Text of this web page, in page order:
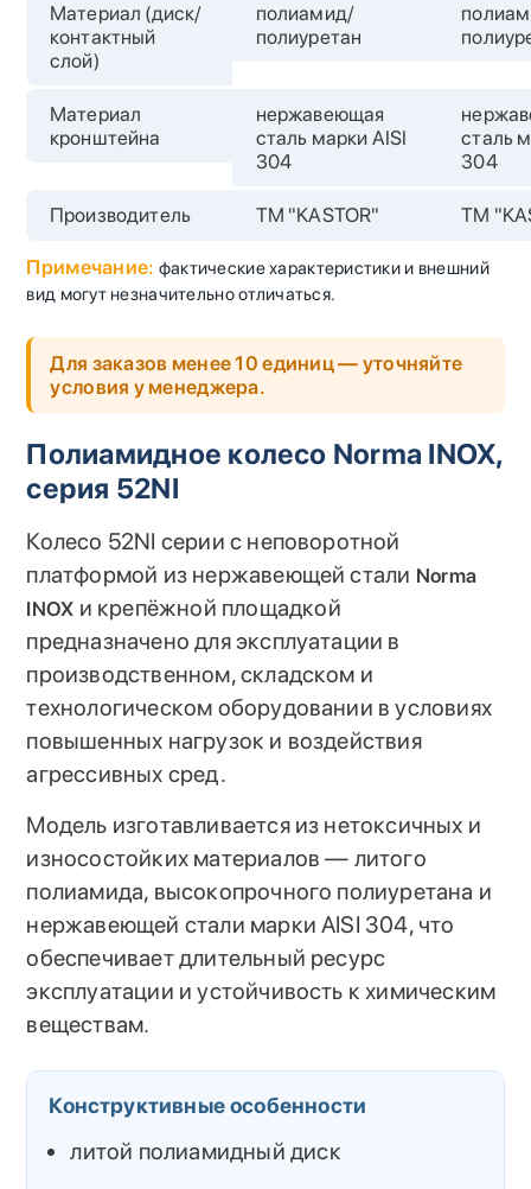
Материал (диск/
контактный
слой)
полиамид/
полиуретан
Материал
кронштейна
нержавеющая
сталь марки AISI
304
сталь
304
Производитель TM "KASTOR" TM
Примечание: фактические характеристики и внешний
вид могут незначительно отличаться.
Для заказов менее 10 единиц — уточняйте
условия у менеджера.
Полиамидное колесо Norma INOX,
серия 52NI
Колесо 52NI серии с неповоротной
платформой из нержавеющей стали Norma
INOX и крепёжной площадкой
предназначено для эксплуатации в
производственном, складском и
технологическом оборудовании в условиях
повышенных нагрузок и воздействия
агрессивных сред.
Модель изготавливается из нетоксичных и
износостойких материалов — литого
полиамида, высокопрочного полиуретана и
нержавеющей стали марки AISI 304, что
обеспечивает длительный ресурс
эксплуатации и устойчивость к химическим
веществам.
Конструктивные особенности
литой полиамидный диск